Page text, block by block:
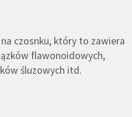
czosnku, który to zawiera
flawonoidowych,
śluzowych itd.